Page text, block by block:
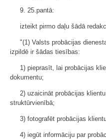
9. 25.pantā:
izteikt pirmo daļu šādā
"(1) Valsts probācijas
izpildē ir šādas tiesības:
1) pieprasīt, lai probācijas
dokumentu;
2) uzaicināt probācijas
struktūrvienībā;
3) fotografēt probācijas
4) iegūt informāciju par